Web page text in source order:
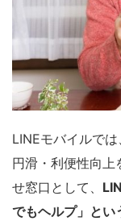
LINEモバイルで
円滑・利便性向上
せ窓口として、
でもヘルプ」とい